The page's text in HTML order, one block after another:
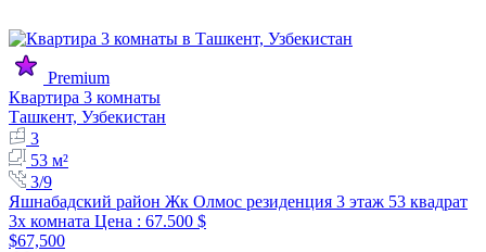
Premium
Квартира 3 комнаты
Ташкент, Узбекистан
3
53 м²
3/9
Яшнабадский район Жк Олмос резиденция 3 этаж 53 квадрат
3x комната Цена : 67.500 $
$67,500